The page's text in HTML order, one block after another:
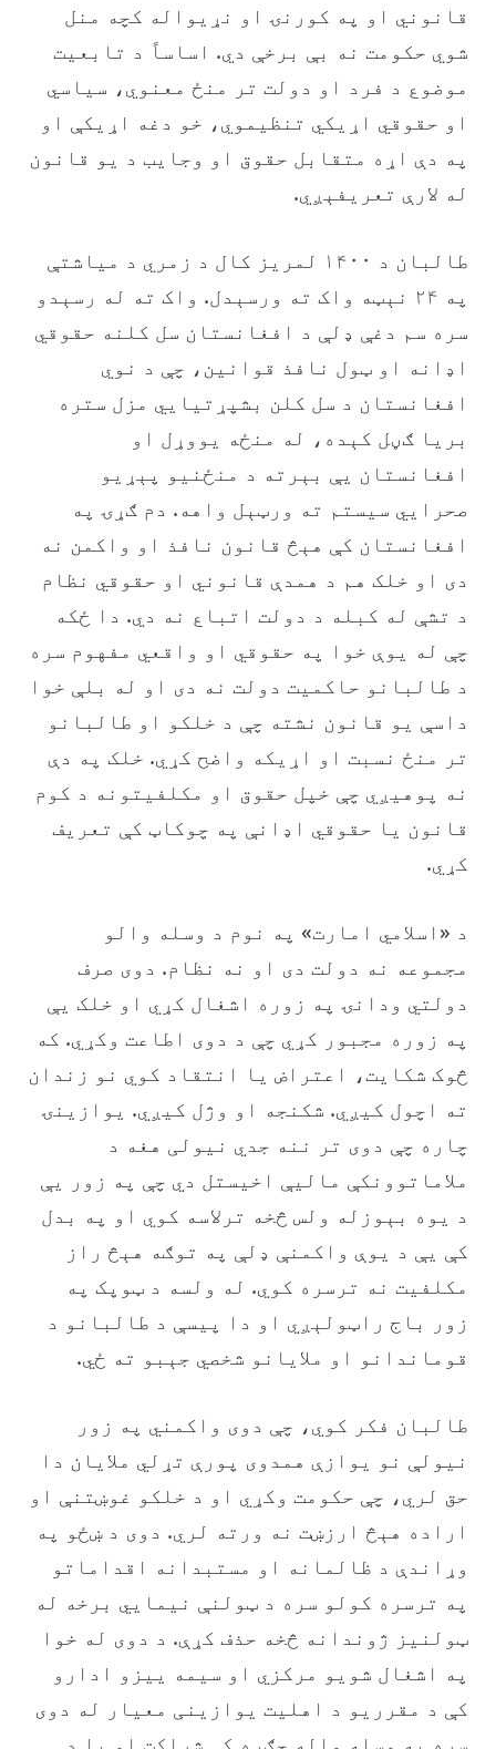
قانوني او په کورنۍ او نړيواله کچه منل
شوي حکومت نه بې برخې دي. اساساً د تابعیت
موضوع د فرد او دولت تر منځ معنوي، سیاسي
او حقوقي اړیکي تنظیموي، خو دغه اړیکې او
په دې اړه متقابل حقوق او وجایب د یو قانون
له لارې تعریفېږي.
‏طالبان د ۱۴۰۰ لمریز کال د زمري د میاشتې
په ۲۴ نېټه واک ته ورسېدل. واک ته له رسېدو
سره سم دغې ډلې د افغانستان سل کلنه حقوقي
اډانه او ټول نافذ قوانین، چې د نوي
افغانستان د سل کلن بشپړتیایي مزل ستره
بریا ګڼل کېده، له منځه یووړل او
افغانستان یې بېرته د منځنیو پېړیو
صحرایي سیستم ته ورټېل واهه. دم ګړۍ په
افغانستان کې هېڅ قانون نافذ او واکمن نه
دی او خلک هم د همدې قانوني او حقوقي نظام
د تشې له کبله د دولت اتباع نه دي. دا ځکه
چې له یوې خوا په حقوقي او واقعي مفهوم سره
د طالبانو حاکمیت دولت نه دی او له بلې خوا
داسې یو قانون نشته چې د خلکو او طالبانو
تر منځ نسبت او اړیکه واضح کړي. خلک په دې
نه پوهیږي چې خپل حقوق او مکلفیتونه د کوم
قانون یا حقوقي اډانې په چوکاټ کې تعریف
کړي.
‏د «اسلامي امارت» په نوم د وسله والو
مجموعه نه دولت دی او نه نظام. دوی صرف
دولتي ودانۍ په زوره اشغال کړي او خلک يې
په زوره مجبور کړي چې د دوی اطاعت وکړي. که
څوک شکایت، اعتراض یا انتقاد کوي نو زندان
ته اچول کيږي. شکنجه او وژل کیږي. یوازینۍ
چاره چې دوی تر ننه جدي نیولی هغه د
ملاماتوونکې مالیې اخیستل دي چې په زور یې
د یوه بېوزله ولس څخه ترلاسه کوي او په بدل
کې یې د یوې واکمنې ډلې په توګه هېڅ راز
مکلفیت نه ترسره کوي. له ولسه د ټوپک‌ په
زور باج راټولېږي او دا پیسې د طالبانو د
قوماندانو او ملایانو شخصي جېبو ته ځي.
‏طالبان فکر کوي، چې دوی واکمني په زور
نیولې نو یوازې همدوی پورې تړلي ملایان دا
حق لري، چې حکومت وکړي او د خلکو غوښتنې او
اراده هېڅ ارزښت نه ورته لري. دوی د ښځو په
وړاندې د ظالمانه او مستبدانه اقداماتو
په ترسره کولو سره د ټولنې نیمايي برخه له
ټولنیز ژوندانه څخه حذف کړې. د دوی له خوا
په اشغال شويو مرکزي او سیمه ییزو ادارو
کې د مقرریو د اهلیت یوازینی معیار له دوی
سره په وسله واله جګړه کې شراکت او یا د